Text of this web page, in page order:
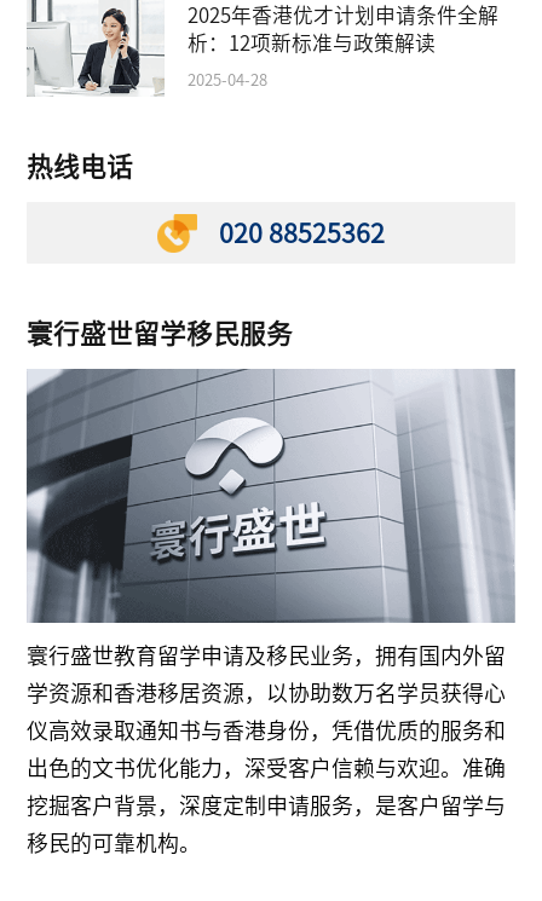
2025年香港优才计划申请条件全解
析：12项新标准与政策解读
2025-04-28
热线电话
020 88525362
寰行盛世留学移民服务
寰行盛世教育留学申请及移民业务，拥有国内外留
学资源和香港移居资源，以协助数万名学员获得心
仪高效录取通知书与香港身份，凭借优质的服务和
出色的文书优化能力，深受客户信赖与欢迎。准确
挖掘客户背景，深度定制申请服务，是客户留学与
移民的可靠机构。